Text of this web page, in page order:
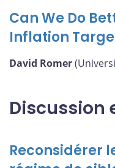
Can We Do
Inflation
David Romer
Discussion
Reconsidérer